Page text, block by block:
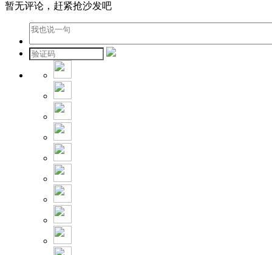
暂无评论，赶紧抢沙发吧